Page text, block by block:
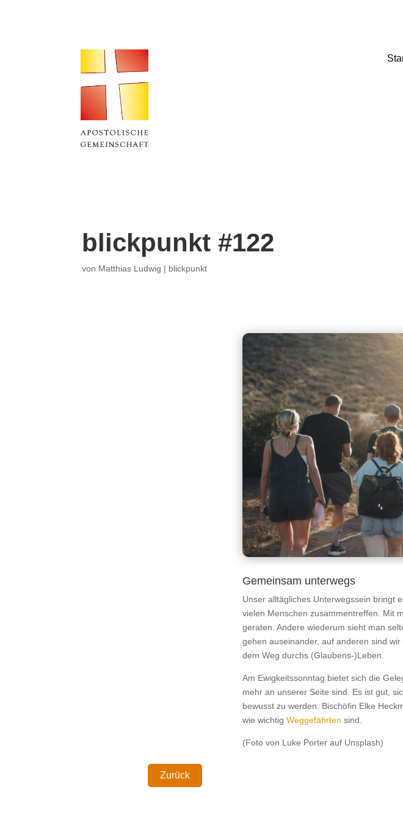
blickpunkt #122
von Matthias Ludwig | blickpunkt
Gemeinsam unterwegs
Unser alltägliches Unterwegssein bringt
vielen Menschen zusammentreffen. Mit
geraten. Andere wiederum sieht man
gehen auseinander, auf anderen sind
dem Weg durchs (Glaubens-)Leben.
Am Ewigkeitssonntag bietet sich die
mehr an unserer Seite sind. Es ist gut,
bewusst zu werden. Bischöfin Elke
wie wichtig Weggefährten sind.
(Foto von Luke Porter auf Unsplash)
Zurück